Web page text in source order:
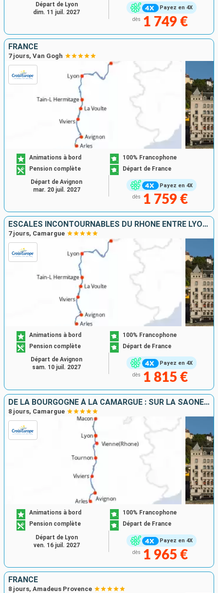
Payez en 4X
dès 1 749 €
Départ de Lyon
dim. 11 juil. 2027
FRANCE
7 jours, Van Gogh
Payez en 4X
Animations à bord
100% Francophone
Pension complète
Départ de France
dès 1 759 €
Départ de Avignon
mar. 20 juil. 2027
ESCALES INCONTOURNABLES DU RHÔNE ENTRE LYON, LA CAMARGUE ET LA PROVENCE AVEC UN DÎNER OFFERT À L'ABBAYE DE COLLONGES - PAUL BOCUSE
7 jours, Camargue
Payez en 4X
Animations à bord
100% Francophone
Pension complète
Départ de France
dès 1 815 €
Départ de Avignon
sam. 10 juil. 2027
DE LA BOURGOGNE À LA CAMARGUE : SUR LA SAÔNE ET LE RHÔNE
8 jours, Camargue
Payez en 4X
Animations à bord
100% Francophone
Pension complète
Départ de France
dès 1 965 €
Départ de Lyon
ven. 16 juil. 2027
FRANCE
8 jours, Amadeus Provence